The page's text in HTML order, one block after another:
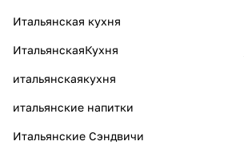
Итальянская кухня
ИтальянскаяКухня
итальянскаякухня
итальянские напитки
Итальянские Сэндвичи